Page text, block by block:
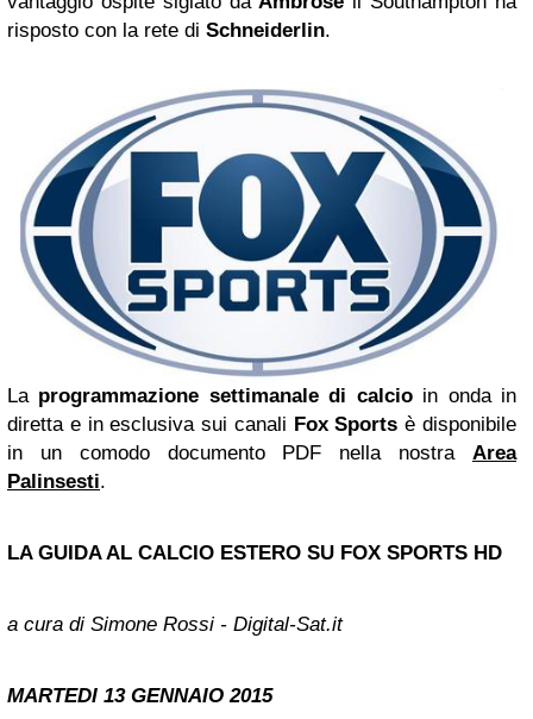
risposto con la rete di Schneiderlin.
La programmazione settimanale di calcioin onda in
diretta e in esclusiva sui canali Fox Sports è disponibile
in un comodo documento PDF nella nostra Area
Palinsesti.
LA GUIDA AL CALCIO ESTERO SU FOX SPORTS HD
a cura di Simone Rossi - Digital-Sat.it
MARTEDI 13GENNAIO 2015